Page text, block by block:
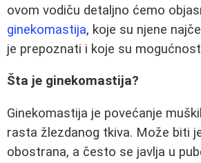
ovom vodiču detaljno ćemo
ginekomastija, koje su njene
je prepoznati i koje su
Šta je ginekomastija?
Ginekomastija je povećanje
rasta žlezdanog tkiva. Može biti
obostrana, a često se javlja u